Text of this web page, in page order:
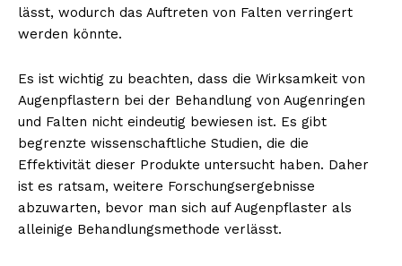
lässt, wodurch das Auftreten von Falten verringert
werden könnte.
Es ist wichtig zu beachten, dass die Wirksamkeit von
Augenpflastern bei der Behandlung von Augenringen
und Falten nicht eindeutig bewiesen ist. Es gibt
begrenzte wissenschaftliche Studien, die die
Effektivität dieser Produkte untersucht haben. Daher
ist es ratsam, weitere Forschungsergebnisse
abzuwarten, bevor man sich auf Augenpflaster als
alleinige Behandlungsmethode verlässt.